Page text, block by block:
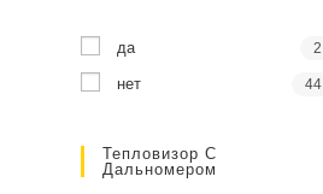
да 2
нет 44
Тепловизор С
Дальномером